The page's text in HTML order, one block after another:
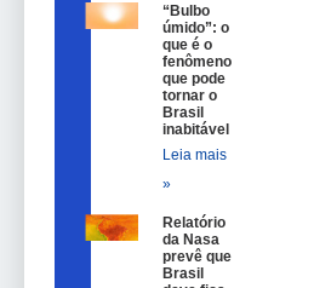
“Bulbo
úmido”: o
que é o
fenômeno
que pode
tornar o
Brasil
inabitável
Leia mais
»
Relatório
da Nasa
prevê que
Brasil